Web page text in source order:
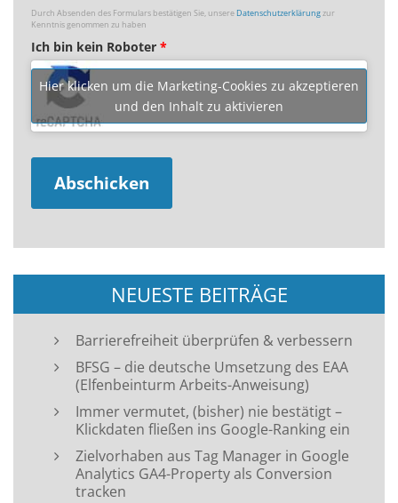
Durch Absenden des Formulars bestätigen Sie, unsereDatenschutzerklärung zur
Kenntnis genommen zu haben
Ich bin kein Roboter *
Hier klicken um die Marketing-Cookies zu akzeptieren
und den Inhalt zu aktivieren
NEUESTE BEITRÄGE
Barrierefreiheit überprüfen & verbessern
BFSG – die deutsche Umsetzung des EAA
(Elfenbeinturm Arbeits-Anweisung)
Immer vermutet, (bisher) nie bestätigt –
Klickdaten fließen ins Google-Ranking ein
Zielvorhaben aus Tag Manager in Google
Analytics GA4-Property als Conversion
tracken